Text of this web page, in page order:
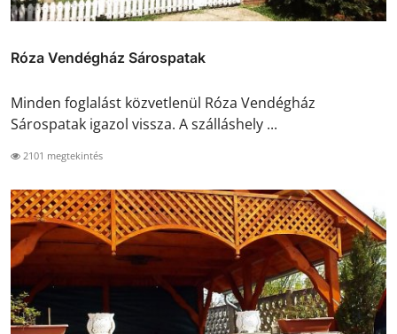
Róza Vendégház Sárospatak
Minden foglalást közvetlenül Róza Vendégház
Sárospatak igazol vissza. A szálláshely ...
2101 megtekintés